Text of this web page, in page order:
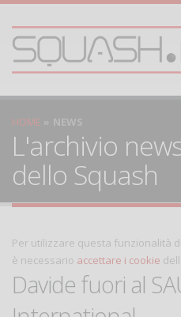
HOME NEWS
L'archivio
dello Squash
Per utilizzare questa funzionalità
è necessario accettare i cookie
Davide fuori al